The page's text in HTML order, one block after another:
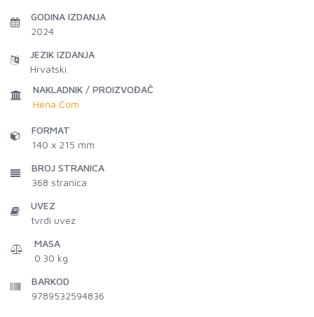
GODINA IZDANJA
2024
JEZIK IZDANJA
Hrvatski
NAKLADNIK / PROIZVOĐAČ
Hena Com
FORMAT
140 x 215 mm
BROJ STRANICA
368 stranica
UVEZ
tvrdi uvez
MASA
0.30 kg
BARKOD
9789532594836